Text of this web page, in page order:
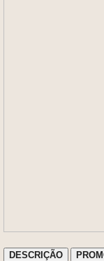
DESCRIÇÃO